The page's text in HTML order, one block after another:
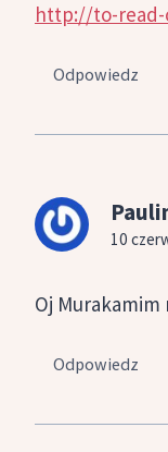
http://to-
Odpowiedz
10
Oj Murakamim
Odpowiedz